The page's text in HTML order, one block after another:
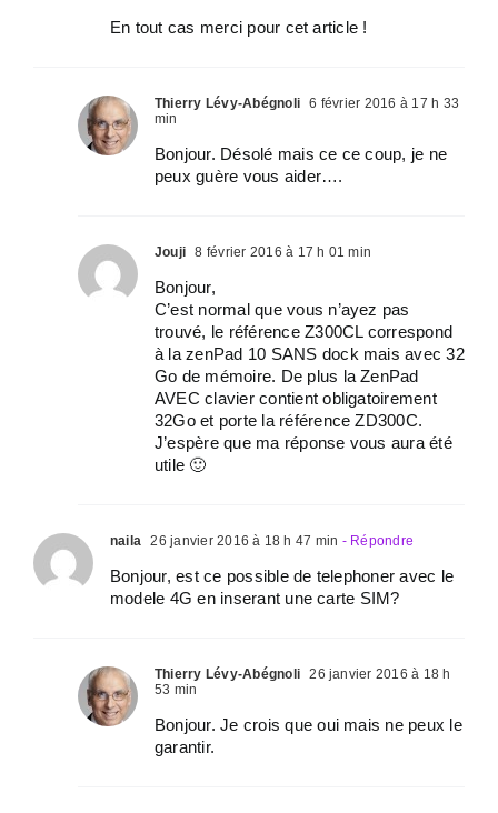
En tout cas merci pour cet article !
Thierry Lévy-Abégnoli 6 février 2016 à 17 h 33
min
Bonjour. Désolé mais ce ce coup, je ne
peux guère vous aider….
Jouji 8 février 2016 à 17 h 01 min
Bonjour,
C’est normal que vous n’ayez pas
trouvé, le référence Z300CL correspond
à la zenPad 10 SANS dock mais avec 32
Go de mémoire. De plus la ZenPad
AVEC clavier contient obligatoirement
32Go et porte la référence ZD300C.
J’espère que ma réponse vous aura été
utile 🙂
naila 26 janvier 2016 à 18 h 47 min - Répondre
Bonjour, est ce possible de telephoner avec le
modele 4G en inserant une carte SIM?
Thierry Lévy-Abégnoli 26 janvier 2016 à 18 h
53 min
Bonjour. Je crois que oui mais ne peux le
garantir.